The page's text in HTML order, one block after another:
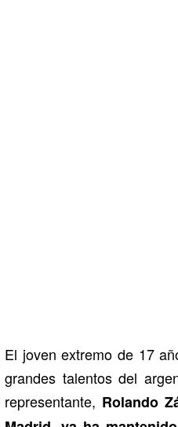
El joven extremo de 17
grandes talentos del
representante, Rolando